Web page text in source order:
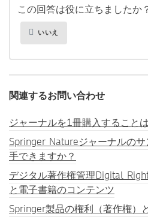
この回答は役に立ちましたか
いいえ
関連するお問い合わせ
ジャーナルを1冊購入すること
Springer Natureジャーナルの
手できますか？
デジタル著作権管理Digital
と電子書籍のコンテンツ
Springer製品の権利（著作権）